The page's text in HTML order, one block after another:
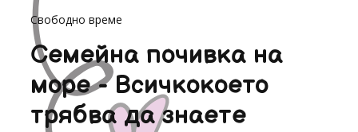
Свободно време
Семейна почивка на
море - Всичкокоето
трябва да знаете